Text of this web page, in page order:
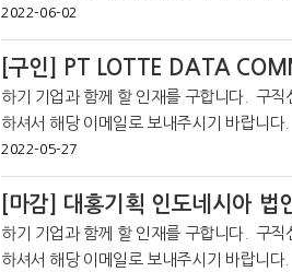
3@yahoo.co.id
2022-06-02
[구인] PT LOTTE DATA
하기 기업과 함께 할 인재를 구합니다. 구직
하셔서 해당 이메일로 보내주시기 바랍니다. *코트라 자카르타 K-Move 센터는 온
라인 커뮤니티를 통해 더 많은 취업정보를
2022-05-27
하기 기업과 함께 할 인재를 구합니다. 구직
하셔서 해당 이메일로 보내주시기 바랍